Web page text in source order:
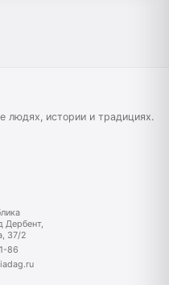
людях, истории и традициях.
Дербент,
37/2
86